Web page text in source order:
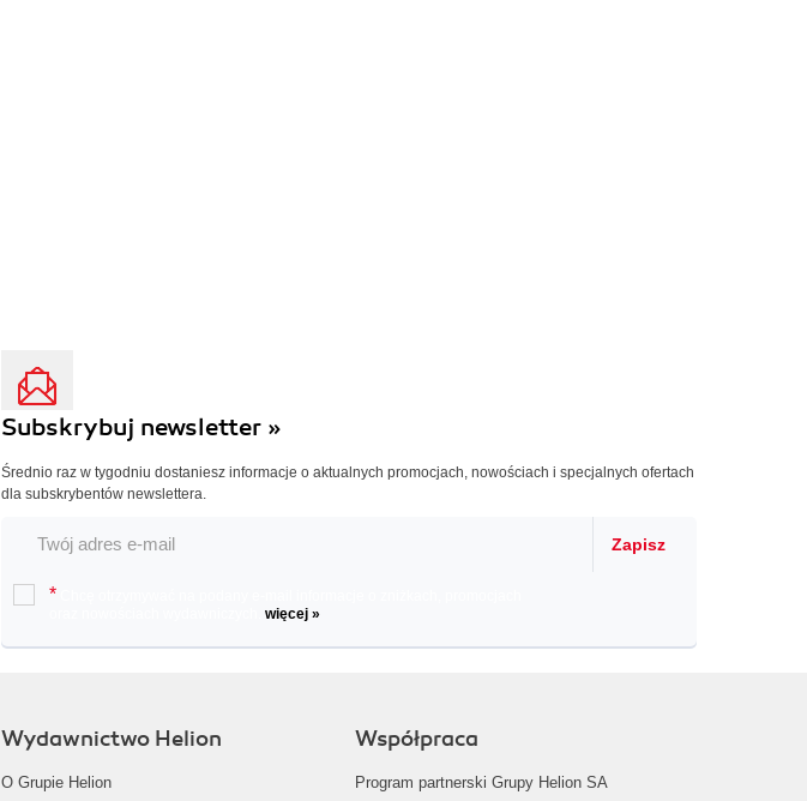
Subskrybuj newsletter »
Średnio raz w tygodniu dostaniesz informacje o aktualnych promocjach, nowościach i specjalnych ofertach
dla subskrybentów newslettera.
Zapisz
*
więcej »
Wydawnictwo Helion
O Grupie Helion
Współpraca
Program partnerski Grupy Helion SA